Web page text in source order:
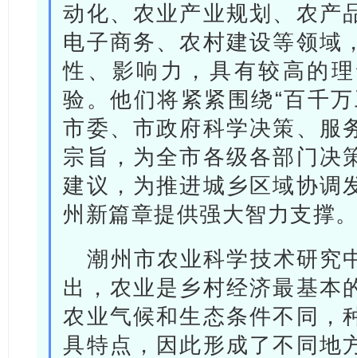
动化、农业产业规划、农产
电子商务、农村建设等领域
性、影响力，具有较高的
验。他们将紧紧围绕“百千
市委、市政府科学决策、服
宗旨，为全市各级各部门决
建议，为推进城乡区域协调
州新篇章提供强大智力支撑
潮州市农业科学技术研究
出，农业是乡村经济最基本
农业气候和生态条件不同，
具特点，因此形成了不同地